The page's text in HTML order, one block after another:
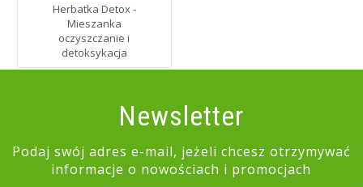
Herbatka Detox -
Mieszanka
oczyszczanie i
detoksykacja
Newsletter
Podaj swój adres e-mail, jeżeli chcesz otrzymywać
informacje o nowościach i promocjach